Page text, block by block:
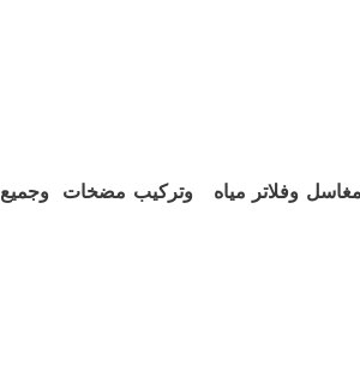
وفلاتر مياه وتركيب مضخات وجميع